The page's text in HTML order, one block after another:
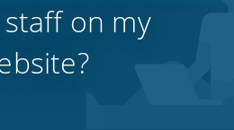
on my